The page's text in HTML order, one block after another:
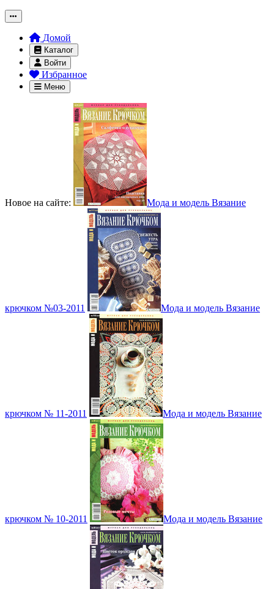
Домой
Каталог
Войти
Избранное
Меню
Новое на сайте: Мода и модель Вязание
крючком №03-2011 Мода и модель Вязание
крючком № 11-2011 Мода и модель Вязание
крючком № 10-2011 Мода и модель Вязание